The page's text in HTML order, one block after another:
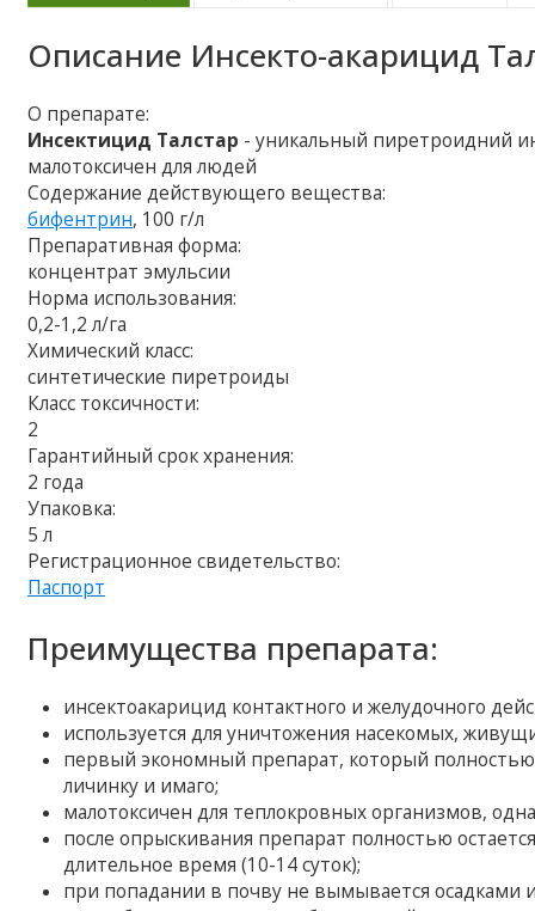
Описание Инсекто-акарицид
О препарате:
Инсектицид Талстар - уникальный пиретроидний
малотоксичен для людей
Содержание действующего вещества:
бифентрин, 100 г/л
Препаративная форма:
концентрат эмульсии
Норма использования:
0,2-1,2 л/га
Химический класс:
синтетические пиретроиды
Класс токсичности:
2
Гарантийный срок хранения:
2 года
Упаковка:
5 л
Регистрационное свидетельство:
Паспорт
Преимущества препарата:
инсектоакарицид контактного и желудочного
используется для уничтожения насекомых,
первый экономный препарат, который
личинку и имаго;
малотоксичен для теплокровных организмов,
после опрыскивания препарат полностью
длительное время (10-14 суток);
при попадании в почву не вымывается осадками